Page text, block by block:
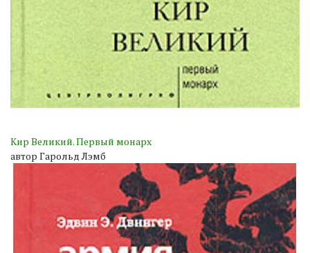
Кир Великий. Первый монарх
автор Гарольд Лэмб